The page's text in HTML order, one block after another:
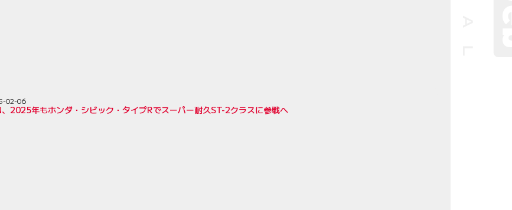
2025年もホンダ・シビック・タイプRでスーパー耐久ST-2クラスに参戦へ
02-06